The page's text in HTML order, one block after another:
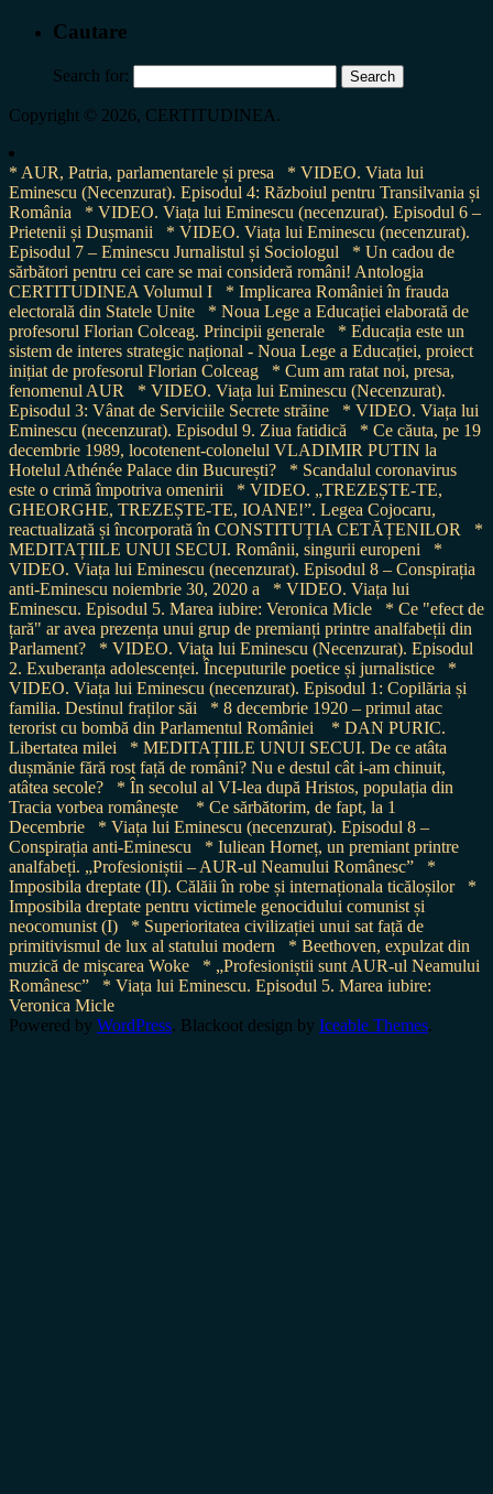
Cautare
Search for:
Copyright © 2026, CERTITUDINEA.
* AUR, Patria, parlamentarele și presa
* VIDEO. Viata lui
Eminescu (Necenzurat). Episodul 4: Războiul pentru Transilvania și
România
* VIDEO. Viața lui Eminescu (necenzurat). Episodul 6 –
Prietenii și Dușmanii
* VIDEO. Viața lui Eminescu (necenzurat).
Episodul 7 – Eminescu Jurnalistul și Sociologul
* Un cadou de
sărbători pentru cei care se mai consideră români! Antologia
CERTITUDINEA Volumul I
* Implicarea României în frauda
electorală din Statele Unite
* Noua Lege a Educației elaborată de
profesorul Florian Colceag. Principii generale
* Educația este un
sistem de interes strategic național - Noua Lege a Educației, proiect
inițiat de profesorul Florian Colceag
* Cum am ratat noi, presa,
fenomenul AUR
* VIDEO. Viața lui Eminescu (Necenzurat).
Episodul 3: Vânat de Serviciile Secrete străine
* VIDEO. Viața lui
Eminescu (necenzurat). Episodul 9. Ziua fatidică
* Ce căuta, pe 19
decembrie 1989, locotenent-colonelul VLADIMIR PUTIN la
Hotelul Athénée Palace din București?
* Scandalul coronavirus
este o crimă împotriva omenirii
* VIDEO. „TREZEȘTE-TE,
GHEORGHE, TREZEȘTE-TE, IOANE!”. Legea Cojocaru,
reactualizată și încorporată în CONSTITUȚIA CETĂȚENILOR
*
MEDITAȚIILE UNUI SECUI. Românii, singurii europeni
*
VIDEO. Viața lui Eminescu (necenzurat). Episodul 8 – Conspirația
anti-Eminescu noiembrie 30, 2020 a
* VIDEO. Viața lui
Eminescu. Episodul 5. Marea iubire: Veronica Micle
* Ce "efect de
țară" ar avea prezența unui grup de premianți printre analfabeții din
Parlament?
* VIDEO. Viața lui Eminescu (Necenzurat). Episodul
2. Exuberanța adolescenței. Începuturile poetice și jurnalistice
*
VIDEO. Viața lui Eminescu (necenzurat). Episodul 1: Copilăria și
familia. Destinul fraților săi
* 8 decembrie 1920 – primul atac
terorist cu bombă din Parlamentul României
* DAN PURIC.
Libertatea milei
* MEDITAȚIILE UNUI SECUI. De ce atâta
dușmănie fără rost față de români? Nu e destul cât i-am chinuit,
atâtea secole?
* În secolul al VI-lea după Hristos, populația din
Tracia vorbea românește
* Ce sărbătorim, de fapt, la 1
Decembrie
* Viața lui Eminescu (necenzurat). Episodul 8 –
Conspirația anti-Eminescu
* Iuliean Horneț, un premiant printre
analfabeți. „Profesioniștii – AUR-ul Neamului Românesc”
*
Imposibila dreptate (II). Călăii în robe și internaționala ticăloșilor
*
Imposibila dreptate pentru victimele genocidului comunist și
neocomunist (I)
* Superioritatea civilizației unui sat față de
primitivismul de lux al statului modern
* Beethoven, expulzat din
muzică de mișcarea Woke
* „Profesioniștii sunt AUR-ul Neamului
Românesc”
* Viața lui Eminescu. Episodul 5. Marea iubire:
Veronica Micle
Powered by WordPress. Blackoot design by Iceable Themes.